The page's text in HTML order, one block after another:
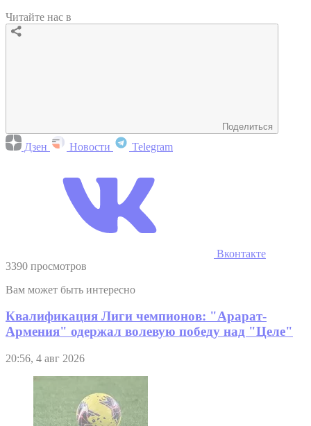
Читайте нас в
Поделиться
Дзен Новости Telegram
Вконтакте
3390 просмотров
Вам может быть интересно
Квалификация Лиги чемпионов: "Арарат-
Армения" одержал волевую победу над "Целе"
20:56, 4 авг 2026